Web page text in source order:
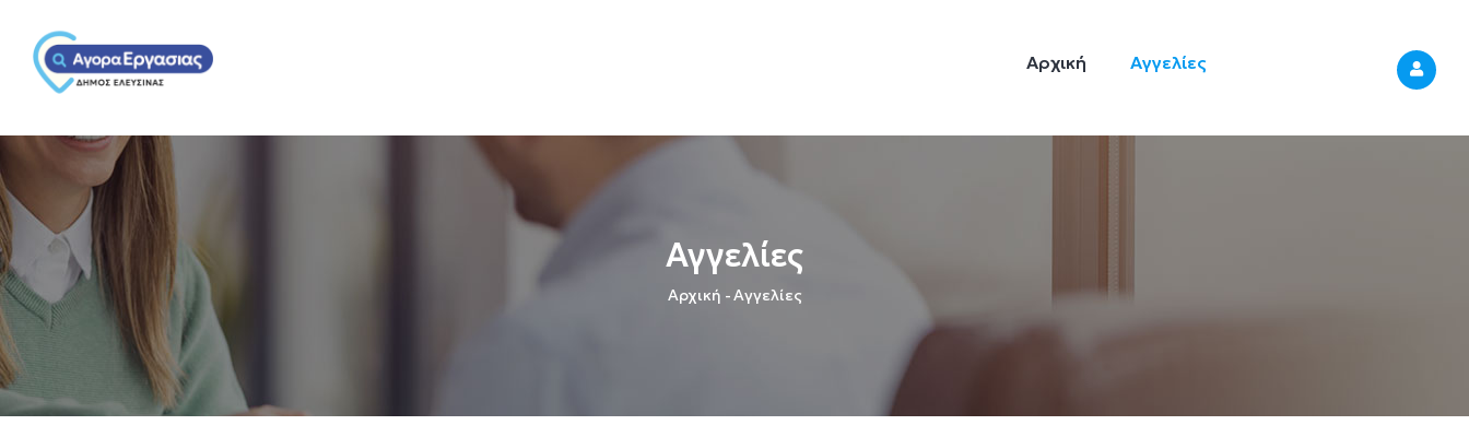
Αρχική Αγγελίες
Αγγελίες
Breadcrumb
Αρχική -Αγγελίες